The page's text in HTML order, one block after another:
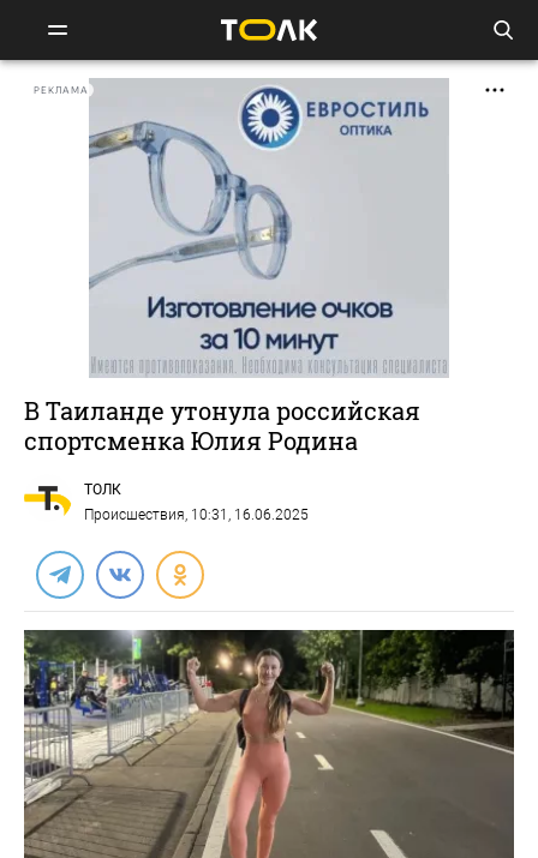
РЕКЛАМА
В Таиланде утонула российская
спортсменка Юлия Родина
ТОЛК
Происшествия, 10:31, 16.06.2025